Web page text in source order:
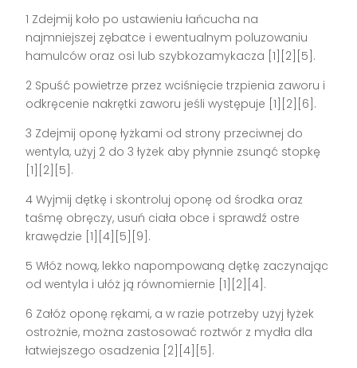
1 Zdejmij koło po ustawieniu łańcucha na
najmniejszej zębatce i ewentualnym poluzowaniu
hamulców oraz osi lub szybkozamykacza [1][2][5].
2 Spuść powietrze przez wciśnięcie trzpienia zaworu i
odkręcenie nakrętki zaworu jeśli występuje [1][2][6].
3 Zdejmij oponę łyżkami od strony przeciwnej do
wentyla, użyj 2 do 3 łyżek aby płynnie zsunąć stopkę
[1][2][5].
4 Wyjmij dętkę i skontroluj oponę od środka oraz
taśmę obręczy, usuń ciała obce i sprawdź ostre
krawędzie [1][4][5][9].
5 Włóż nową, lekko napompowaną dętkę zaczynając
od wentyla i ułóż ją równomiernie [1][2][4].
6 Załóż oponę rękami, a w razie potrzeby użyj łyżek
ostrożnie, można zastosować roztwór z mydła dla
łatwiejszego osadzenia [2][4][5].